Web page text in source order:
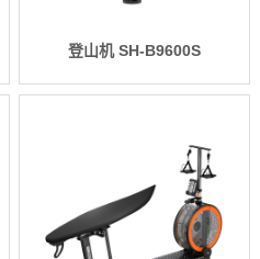
登山机 SH-B9600S